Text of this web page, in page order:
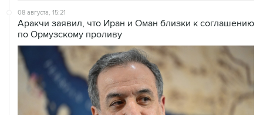
08 августа, 15:21
Аракчи заявил, что Иран и Оман близки к соглашению
по Ормузскому проливу